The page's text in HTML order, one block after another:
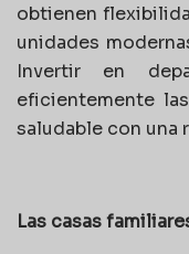
obtienen
unidades
Invertir en
eficientemente
saludable con una
Las casas